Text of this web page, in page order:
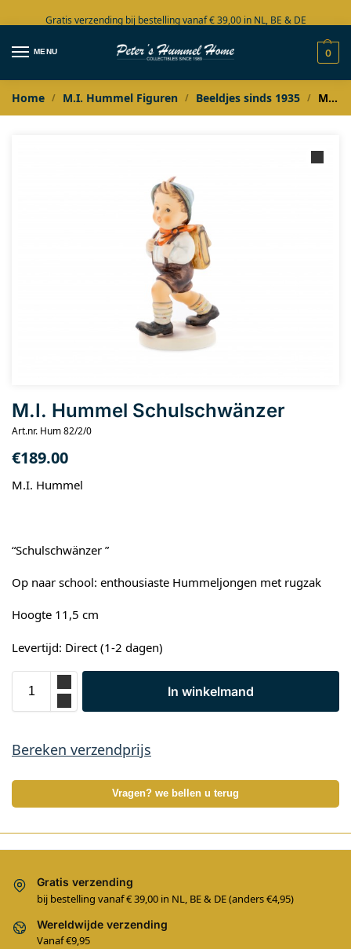
Gratis verzending bij bestelling vanaf € 39,00 in NL, BE & DE
Grote collectie in voorraad
MENU 0
Home / M.I. Hummel Figuren / Beeldjes sinds 1935 / M.I. Hummel Schulschwänzer
M.I. Hummel Schulschwänzer
Art.nr. Hum 82/2/0
€189.00
M.I. Hummel
“Schulschwänzer ”
Op naar school: enthousiaste Hummeljongen met rugzak
Hoogte 11,5 cm
Levertijd: Direct (1-2 dagen)
In winkelmand
Bereken verzendprijs
Vragen? we bellen u terug
Gratis verzending
bij bestelling vanaf € 39,00 in NL, BE & DE (anders €4,95)
Wereldwijde verzending
Vanaf €9,95